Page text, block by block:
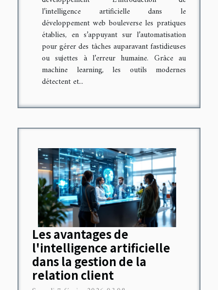
l’intelligence artificielle dans le
développement web bouleverse les pratiques
établies, en s’appuyant sur l’automatisation
pour gérer des tâches auparavant fastidieuses
ou sujettes à l’erreur humaine. Grâce au
machine learning, les outils modernes
détectent et...
Les avantages de
l'intelligence artificielle
dans la gestion de la
relation client